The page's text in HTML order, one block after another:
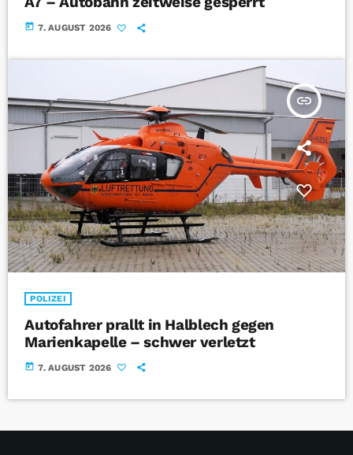
today 7. AUGUST 2026
insert_link
POLIZEI
Autofahrer prallt in Halblech gegen
Marienkapelle – schwer verletzt
today 7. AUGUST 2026